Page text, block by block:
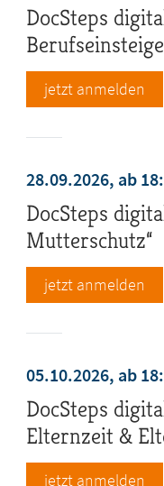
DocSteps
jetzt anmelden
28.09.2026, ab
DocSteps
Mutterschutz“
jetzt anmelden
05.10.2026, ab
DocSteps
Elternzeit &
jetzt anmelden